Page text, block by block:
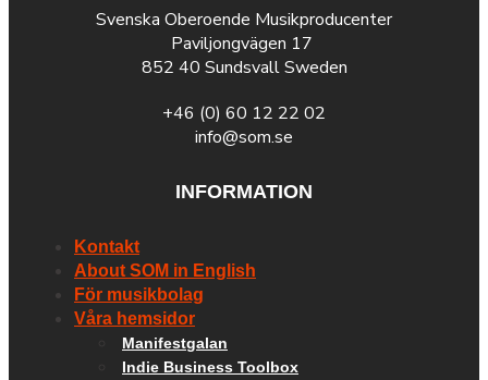
Svenska Oberoende Musikproducenter
Paviljongvägen 17
852 40 Sundsvall Sweden
+46 (0) 60 12 22 02
info@som.se
INFORMATION
Kontakt
About SOM in English
För musikbolag
Våra hemsidor
Manifestgalan
Indie Business Toolbox